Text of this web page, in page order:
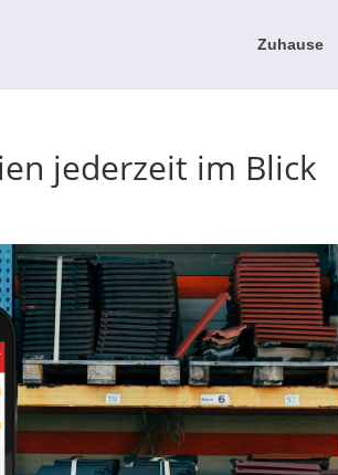
Zuhause
jederzeit im Blick